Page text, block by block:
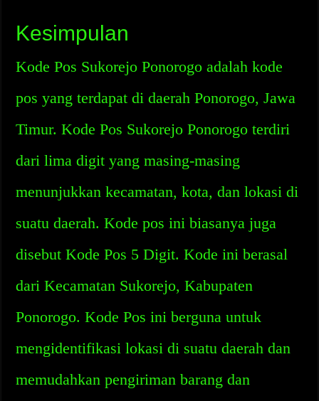
Kesimpulan
Kode Pos Sukorejo Ponorogo adalah kode
pos yang terdapat di daerah Ponorogo, Jawa
Timur. Kode Pos Sukorejo Ponorogo terdiri
dari lima digit yang masing-masing
menunjukkan kecamatan, kota, dan lokasi di
suatu daerah. Kode pos ini biasanya juga
disebut Kode Pos 5 Digit. Kode ini berasal
dari Kecamatan Sukorejo, Kabupaten
Ponorogo. Kode Pos ini berguna untuk
mengidentifikasi lokasi di suatu daerah dan
memudahkan pengiriman barang dan